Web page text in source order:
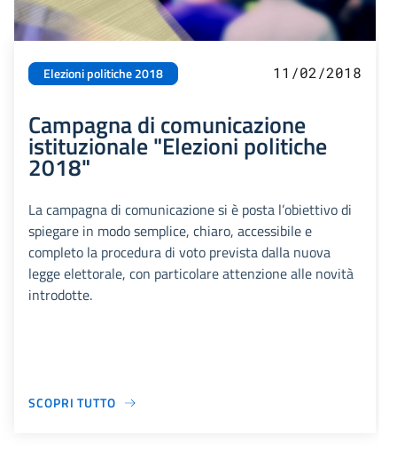
Elezioni politiche 2018 11/02/2018
Campagna di comunicazione
istituzionale "Elezioni politiche
2018"
La campagna di comunicazione si è posta l’obiettivo di
spiegare in modo semplice, chiaro, accessibile e
completo la procedura di voto prevista dalla nuova
legge elettorale, con particolare attenzione alle novità
introdotte.
SCOPRI TUTTO